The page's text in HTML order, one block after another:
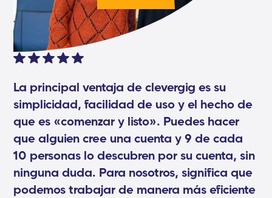
La principal ventaja de clevergig es su
simplicidad, facilidad de uso y el hecho de
que es «comenzar y listo». Puedes hacer
que alguien cree una cuenta y 9 de cada
10 personas lo descubren por su cuenta, sin
ninguna duda. Para nosotros, significa que
podemos trabajar de manera más eficiente